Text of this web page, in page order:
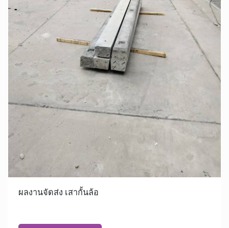
ผลงานจัดส่ง เสากั้นล้อ